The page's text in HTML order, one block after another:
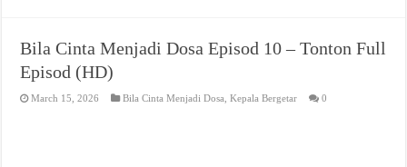
Bila Cinta Menjadi Dosa Episod 10 – Tonton Full
Episod (HD)
March 15, 2026 Bila Cinta Menjadi Dosa ,Kepala Bergetar 0